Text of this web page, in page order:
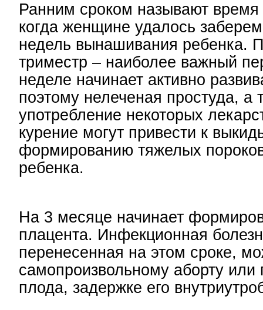
Ранним сроком называют
когда женщине удалось
недель вынашивания ребенка.
триместр – наиболее важный
неделе начинает активно
поэтому нелеченая простуда, а
употребление некоторых
курение могут привести к
формированию тяжелых
ребенка.
На 3 месяце начинает
плацента. Инфекционная
перенесенная на этом сроке,
самопроизвольному аборту или
плода, задержке его